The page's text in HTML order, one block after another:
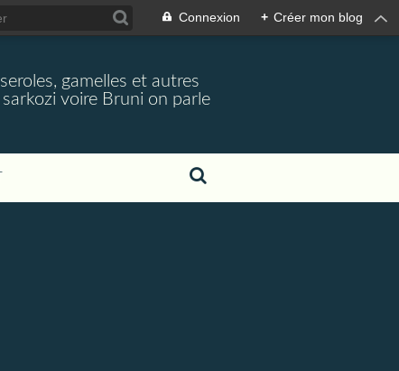
Connexion + Créer mon blog
gamelles et autres
voire Bruni on parle